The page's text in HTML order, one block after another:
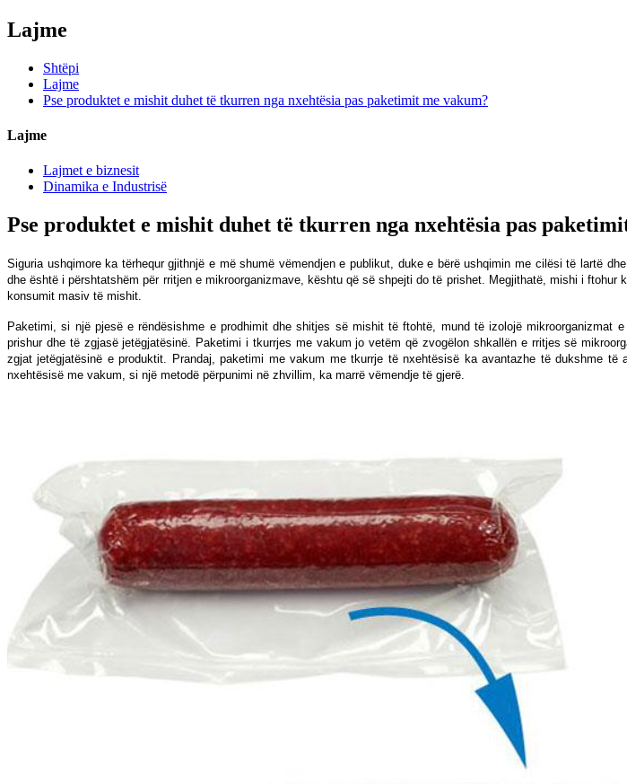
Lajme
Shtëpi
Lajme
Pse produktet e mishit duhet të tkurren nga nxehtësia pas paketimit me vakum?
Lajme
Lajmet e biznesit
Dinamika e Industrisë
Pse produktet e mishit duhet të tkurren nga nxehtësia pas
Siguria ushqimore ka tërhequr gjithnjë e më shumë vëmendjen e publikut, duke e bërë ushqimin me cilësi të lartë
dhe është i përshtatshëm për rritjen e mikroorganizmave, kështu që së shpejti do të prishet. Megjithatë, mishi i
konsumit masiv të mishit.
Paketimi, si një pjesë e rëndësishme e prodhimit dhe shitjes së mishit të ftohtë, mund të izolojë mikroorganizmat
prishur dhe të zgjasë jetëgjatësinë. Paketimi i tkurrjes me vakum jo vetëm që zvogëlon shkallën e rritjes së
zgjat jetëgjatësinë e produktit. Prandaj, paketimi me vakum me tkurrje të nxehtësisë ka avantazhe të dukshme
nxehtësisë me vakum, si një metodë përpunimi në zhvillim, ka marrë vëmendje të gjerë.